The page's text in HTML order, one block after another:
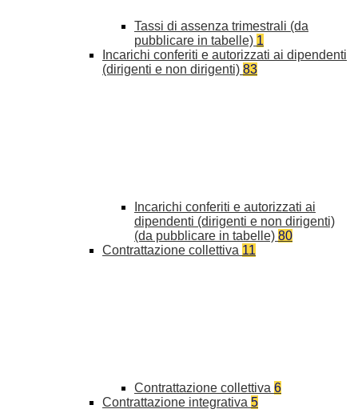
Tassi di assenza trimestrali (da
pubblicare in tabelle) 1
Incarichi conferiti e autorizzati ai dipendenti
(dirigenti e non dirigenti) 83
Incarichi conferiti e autorizzati ai
dipendenti (dirigenti e non dirigenti)
(da pubblicare in tabelle) 80
Contrattazione collettiva 11
Contrattazione collettiva 6
Contrattazione integrativa 5